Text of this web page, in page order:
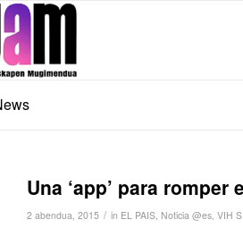
Una ‘app’ para romper
2 abendua, 2015 / in EL PAIS, Noticia @es, VIH